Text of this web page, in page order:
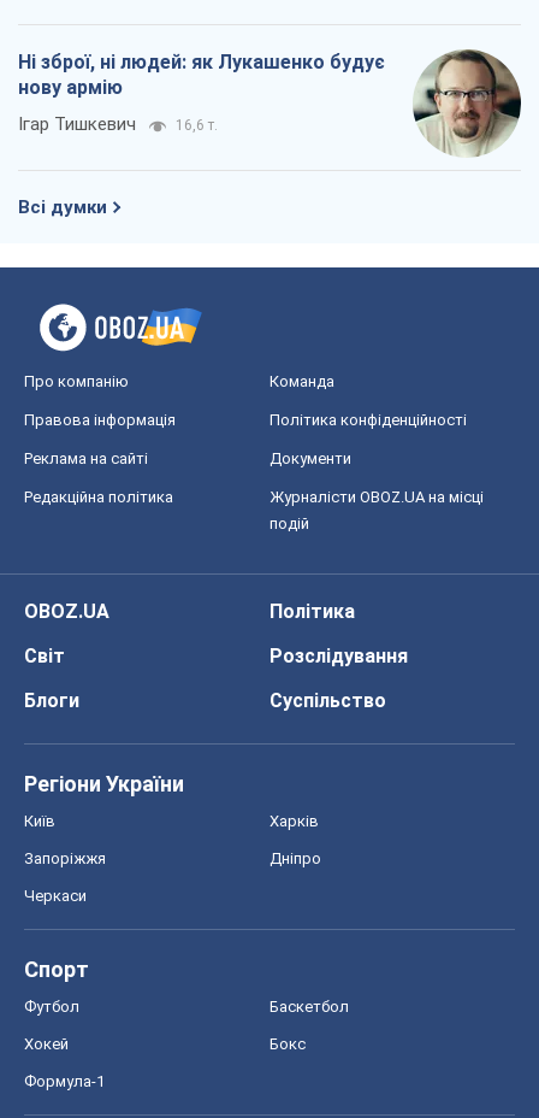
Ні зброї, ні людей: як Лукашенко будує
нову армію
Ігар Тишкевич 16,6 т.
Всі думки
Про компанію Команда
Правова інформація Політика конфіденційності
Реклама на сайті Документи
Редакційна політика
Журналісти OBOZ.UA на місці
подій
OBOZ.UA
Політика
Світ
Розслідування
Блоги
Суспільство
Регіони України
Київ Харків
Запоріжжя Дніпро
Черкаси
Спорт
Футбол Баскетбол
Хокей Бокс
Формула-1